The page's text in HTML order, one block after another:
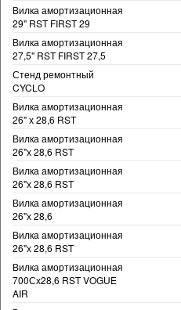
Вилка амортизационная
29" RST FIRST 29
Вилка амортизационная
27,5" RST FIRST 27,5
Стенд ремонтный
CYCLO
Вилка амортизационная
26" х 28,6 RST
Вилка амортизационная
26"х 28,6 RST
Вилка амортизационная
26"х 28,6 RST
Вилка амортизационная
26"х 28,6
Вилка амортизационная
26"х 28,6 RST
Вилка амортизационная
700Сх28,6 RST VOGUE
AIR